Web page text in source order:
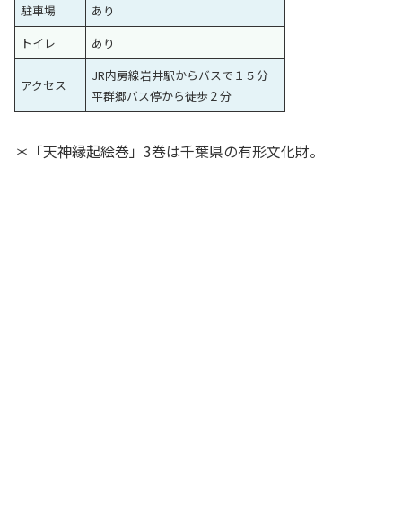
駐車場
あり
トイレ
あり
アクセス
JR内房線岩井駅からバスで１５分
平群郷バス停から徒歩２分
＊「天神縁起絵巻」3巻は千葉県の有形文化財。